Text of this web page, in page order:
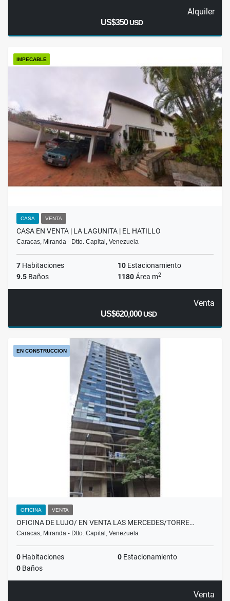
Alquiler
US$350USD
IMPECABLE
CASA VENTA
CASA EN VENTA | LA LAGUNITA | EL HATILLO
Caracas, Miranda - Dtto. Capital, Venezuela
7 Habitaciones 10 Estacionamiento
9.5 Baños 1180Área m2
Venta
US$620,000USD
EN CONSTRUCCION
OFICINA VENTA
OFICINA DE LUJO/ EN VENTA LAS MERCEDES/TORRE…
Caracas, Miranda - Dtto. Capital, Venezuela
0 Habitaciones 0 Estacionamiento
0 Baños
Venta